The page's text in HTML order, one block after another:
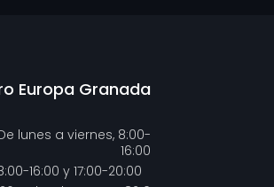
Europa Granada
lunes a viernes, 8:00-
16:00
16:00 y 17:00-20:00